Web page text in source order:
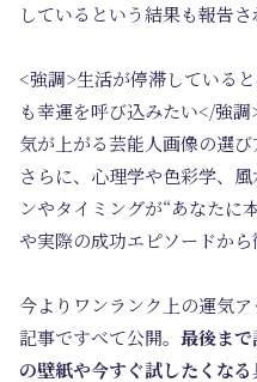
しているという結果も報告さ
<強調>生活が停滞している
も幸運を呼び込みたい</強
気が上がる芸能人画像の選び
さらに、心理学や色彩学、
ンやタイミングが“あなたに
や実際の成功エピソードから
今よりワンランク上の運気
記事ですべて公開。 最後ま
の壁紙や今すぐ試したくなる